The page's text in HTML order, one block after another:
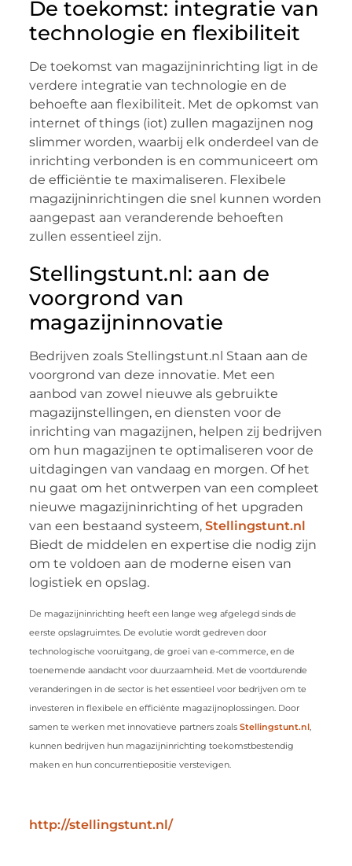
De toekomst: integratie van
technologie en flexibiliteit
De toekomst van magazijninrichting ligt in de
verdere integratie van technologie en de
behoefte aan flexibiliteit. Met de opkomst van
internet of things (iot) zullen magazijnen nog
slimmer worden, waarbij elk onderdeel van de
inrichting verbonden is en communiceert om
de efficiëntie te maximaliseren. Flexibele
magazijninrichtingen die snel kunnen worden
aangepast aan veranderende behoeften
zullen essentieel zijn.
Stellingstunt.nl: aan de
voorgrond van
magazijninnovatie
Bedrijven zoals Stellingstunt.nl Staan aan de
voorgrond van deze innovatie. Met een
aanbod van zowel nieuwe als gebruikte
magazijnstellingen, en diensten voor de
inrichting van magazijnen, helpen zij bedrijven
om hun magazijnen te optimaliseren voor de
uitdagingen van vandaag en morgen. Of het
nu gaat om het ontwerpen van een compleet
nieuwe magazijninrichting of het upgraden
van een bestaand systeem, Stellingstunt.nl
Biedt de middelen en expertise die nodig zijn
om te voldoen aan de moderne eisen van
logistiek en opslag.
De magazijninrichting heeft een lange weg afgelegd sinds de
eerste opslagruimtes. De evolutie wordt gedreven door
technologische vooruitgang, de groei van e-commerce, en de
toenemende aandacht voor duurzaamheid. Met de voortdurende
veranderingen in de sector is het essentieel voor bedrijven om te
investeren in flexibele en efficiënte magazijnoplossingen. Door
samen te werken met innovatieve partners zoals Stellingstunt.nl,
kunnen bedrijven hun magazijninrichting toekomstbestendig
maken en hun concurrentiepositie verstevigen.
http://stellingstunt.nl/